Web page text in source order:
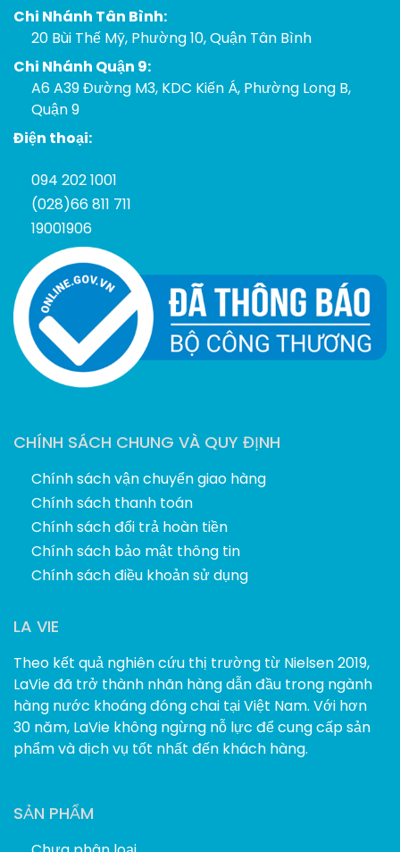
Chi Nhánh Tân Bình:
20 Bùi Thế Mỹ, Phường 10, Quận Tân Bình
Chi Nhánh Quận 9:
A6 A39 Đường M3, KDC Kiến Á, Phường Long B,
Quận 9
Điện thoại:
094 202 1001
(028)66 811 711
19001906
CHÍNH SÁCH CHUNG VÀ QUY ĐỊNH
Chính sách vận chuyển giao hàng
Chính sách thanh toán
Chính sách đổi trả hoàn tiền
Chính sách bảo mật thông tin
Chính sách điều khoản sử dụng
LA VIE
Theo kết quả nghiên cứu thị trường từ Nielsen 2019,
LaVie đã trở thành nhãn hàng dẫn đầu trong ngành
hàng nước khoáng đóng chai tại Việt Nam. Với hơn
30 năm, LaVie không ngừng nỗ lực để cung cấp sản
phẩm và dịch vụ tốt nhất đến khách hàng.
SẢN PHẨM